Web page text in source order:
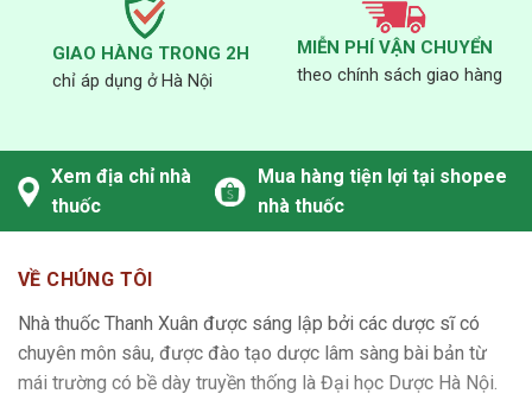
GIAO HÀNG TRONG 2H
chỉ áp dụng ở Hà Nội
MIỄN PHÍ VẬN CHUYỂN
theo chính sách giao hàng
Xem địa chỉ nhà
thuốc
Mua hàng tiện lợi tại shopee
nhà thuốc
VỀ CHÚNG TÔI
Nhà thuốc Thanh Xuân được sáng lập bởi các dược sĩ có
chuyên môn sâu, được đào tạo dược lâm sàng bài bản từ
mái trường có bề dày truyền thống là Đại học Dược Hà Nội.